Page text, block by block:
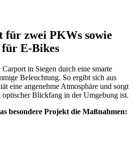
zwei PKWs sowie
E-Bikes
in Siegen durch eine smarte
Beleuchtung. So ergibt sich aus
eine angenehme Atmosphäre und sorgt
optischer Blickfang in der Umgebung ist.
besondere Projekt die Maßnahmen: